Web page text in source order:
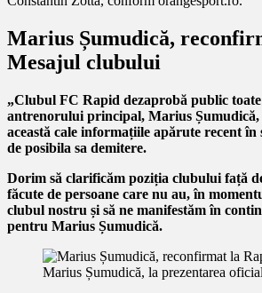
Marius Șumudică,
Mesajul clubului
„Clubul FC Rapid dezaprobă public
antrenorului principal, Marius Șumudică,
această cale informațiile apărute recent
de posibila sa demitere.
Dorim să clarificăm poziția clubului față
făcute de persoane care nu au, în
clubul nostru și să ne manifestăm în
pentru Marius Șumudică.
Marius Șumudică, la prezentarea